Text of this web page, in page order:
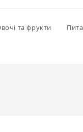
та фрукти